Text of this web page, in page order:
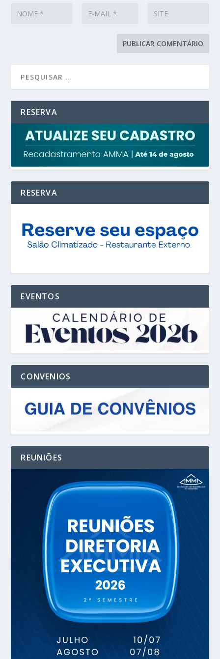
RESERVA
RESERVA
EVENTOS
CONVENIOS
REUNIÕES